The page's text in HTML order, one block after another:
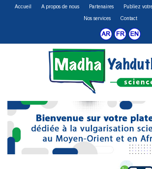
Accueil A propos de nous Partenaires Publiez
Nos services Contact